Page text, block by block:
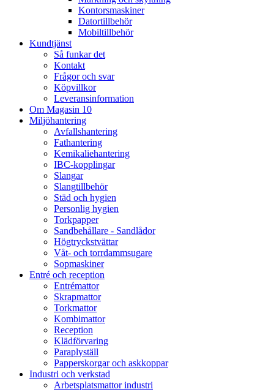
Kontorsmaskiner
Datortillbehör
Mobiltillbehör
Kundtjänst
Så funkar det
Kontakt
Frågor och svar
Köpvillkor
Leveransinformation
Om Magasin 10
Miljöhantering
Avfallshantering
Fathantering
Kemikaliehantering
IBC-kopplingar
Slangar
Slangtillbehör
Städ och hygien
Personlig hygien
Torkpapper
Sandbehållare - Sandlådor
Högtryckstvättar
Våt- och torrdammsugare
Sopmaskiner
Entré och reception
Entrémattor
Skrapmattor
Torkmattor
Kombimattor
Reception
Klädförvaring
Paraplyställ
Papperskorgar och askkoppar
Industri och verkstad
Arbetsplatsmattor industri